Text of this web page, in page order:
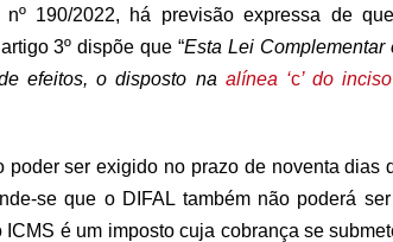
190/2022, há previsão expressa de
3º dispõe que “Esta Lei Complementar
efeitos, o disposto na alínea ‘c’ do
poder ser exigido no prazo de noventa dias
se que o DIFAL também não poderá
é um imposto cuja cobrança se